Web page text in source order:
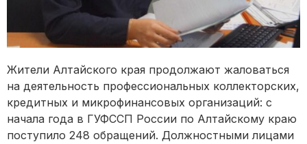
Жители Алтайского края продолжают жаловаться
на деятельность профессиональных коллекторских,
кредитных и микрофинансовых организаций: с
начала года в ГУФССП России по Алтайскому краю
поступило 248 обращений. Должностными лицами